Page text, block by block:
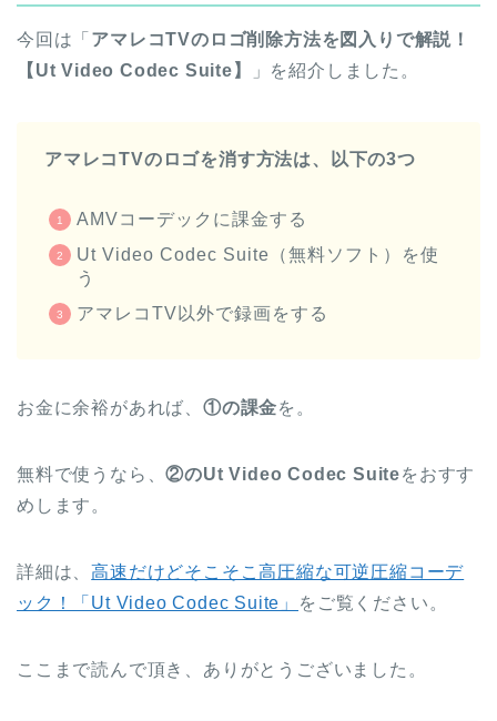
今回は「 アマレコTVのロゴ削除方法を図入りで解説！
【Ut Video Codec Suite】
」を紹介しました。
アマレコTVのロゴを消す方法は、以下の3つ
AMVコーデックに課金する
Ut Video Codec Suite（無料ソフト）を使
う
アマレコTV以外で録画をする
お金に余裕があれば、 ①の課金を。
無料で使うなら、②のUt Video Codec Suiteをおすす
めします。
詳細は、高速だけどそこそこ高圧縮な可逆圧縮コーデ
ック！「Ut Video Codec Suite」
をご覧ください。
ここまで読んで頂き、ありがとうございました。